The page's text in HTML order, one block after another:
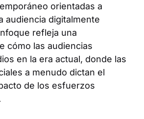
orientadas a
audiencia digitalmente
refleja una
cómo las audiencias
en la era actual, donde las
a menudo dictan el
de los esfuerzos